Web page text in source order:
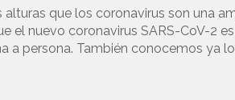
alturas que los coronavirus son una
el nuevo coronavirus SARS-CoV-2
a persona. También conocemos ya